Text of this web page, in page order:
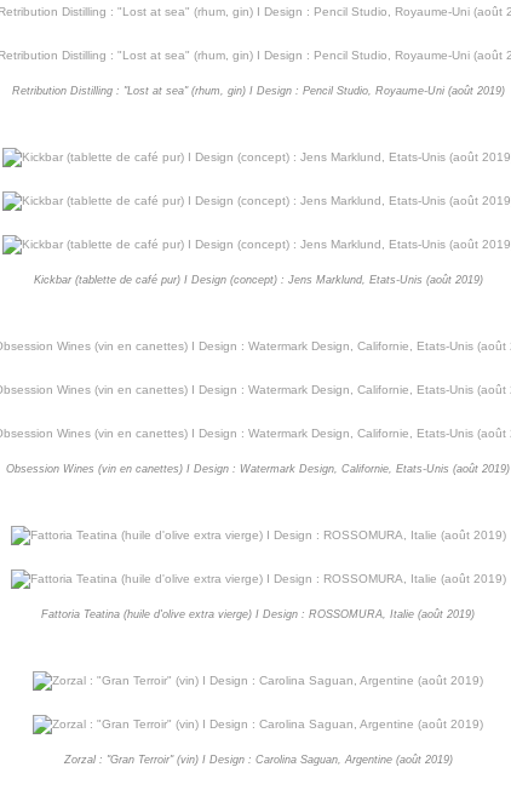
Retribution Distilling : "Lost at sea" (rhum, gin) I Design : Pencil Studio, Royaume-Uni (août 2019)
Kickbar (tablette de café pur) I Design (concept) : Jens Marklund, Etats-Unis (août 2019)
Obsession Wines (vin en canettes) I Design : Watermark Design, Californie, Etats-Unis (août 2019)
Fattoria Teatina (huile d'olive extra vierge) I Design : ROSSOMURA, Italie (août 2019)
Zorzal : "Gran Terroir" (vin) I Design : Carolina Saguan, Argentine (août 2019)